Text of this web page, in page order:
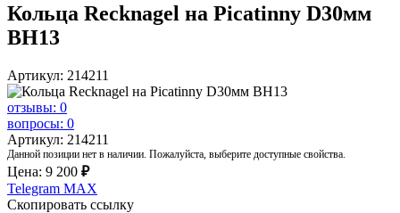
Кольца Recknagel на Picatinny D30мм
BH13
Артикул: 214211
отзывы: 0
вопросы: 0
Артикул: 214211
Данной позиции нет в наличии. Пожалуйста, выберите доступные свойства.
Цена: 9 200 ₽
Telegram MAX
Скопировать ссылку